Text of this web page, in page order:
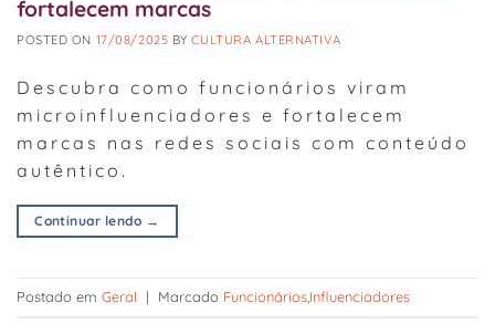
fortalecem marcas
POSTED ON 17/08/2025 BYCULTURA ALTERNATIVA
Descubra como funcionários viram
microinfluenciadores e fortalecem
marcas nas redes sociais com conteúdo
autêntico.
Continuar lendo →
Postado em Geral | Marcado FuncionáriosInfluenciadores